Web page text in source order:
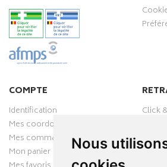
Nous
COMPTE
Identification
Mes coordonnées
Mes commandes
Mon panier
Click